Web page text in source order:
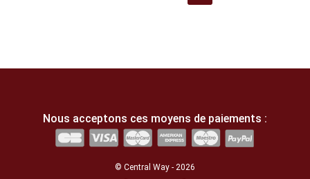
Nous acceptons ces moyens de paiements :
© Central Way - 2026